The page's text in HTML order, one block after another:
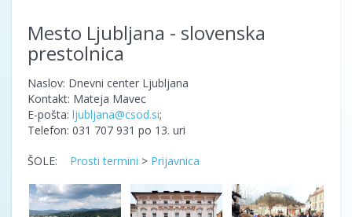
Mesto Ljubljana - slovenska
prestolnica
Naslov: Dnevni center Ljubljana
Kontakt: Mateja Mavec
E-pošta: ljubljana@csod.si;
Telefon: 031 707 931 po 13. uri
ŠOLE: Prosti termini > Prijavnica